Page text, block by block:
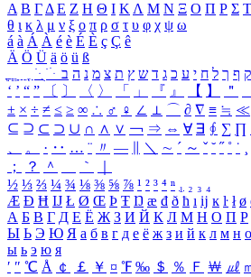
Α Β ΓΔ Ε Ζ Η Θ Ι ΚΛ Μ Ν Ξ Ο Π Ρ Σ Τ
θ ι κ λ μ ν ξ ο π ρ σ τ υ φ χ ψ ω
á à Á À é è É È ç Ç ê
Ä Ö Ü ä ö ü ß
ִֶֹ ֻּ ׁׂ ק ף ך ל ח י ע כ ג ד ש ץ ת צ מ נ ה ב
‘ ’ “ ” 〔 〕 〈 〉 「 」 『 』 【 】 ＂
± × ÷ ≠ ≤ ≥ ∞ ∴ ♂ ♀ ∠ ⊥ ⌒ ∂ ∇ ≡ ≒ ≪
⊆ ⊇ ⊂ ⊃ ∪ ∩ ∧ ∨ ￢ ⇒ ⇔ ∀ ∃ ∮ ∑ ∏
、
。 · ‥ … ¨ 〃 ― ＼ ∼ ´ ～ ˇ ˘ ˝ ˚ ˙ ¸
；
？ ＾ ｀
½ ⅓ ⅔ ¼ ¾ ⅛ ⅜ ⅝ ⅞ ¹ ² ³ ⁴ ⁿ ₁ ₂ ₃ ₄
Æ Ð Ħ Ĳ Ł Ø Œ Þ Ŧ Ŋ æ đ ð ħ ı ĳ ĸ ŀ ł ø
А Б В Г Д Е Ё Ж З И Й К Л М Н О П Р
Ы Ь Э Ю Я а б в г д е ё ж з и й к л м н о
ы ь э ю я
′ ″ ℃ Å ￠ ￡ ￥ ¤ ℉ ‰ ＄ ％ Ｆ ￦ ㎕